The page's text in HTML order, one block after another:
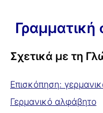
Γραμματική
Σχετικά με τη
Επισκόπηση:
Γερμανικό αλφάβητο